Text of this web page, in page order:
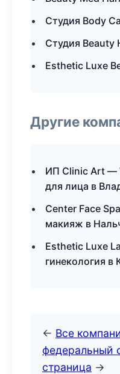
Студия Body
Студия Beauty
Esthetic Luxe
Другие
ИП Clinic Art —
для лица в
Center Face
макияж в
Esthetic Luxe
гинекология в
← Все
федеральный
страница →